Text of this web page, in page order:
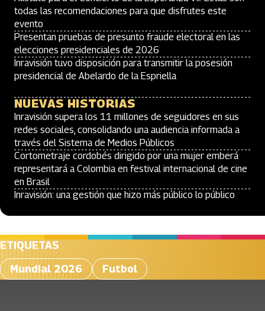
todas las recomendaciones para que disfrutes este
evento
Presentan pruebas de presunto fraude electoral en las
elecciones presidenciales de 2026
Inravisión tuvo disposición para transmitir la posesión
presidencial de Abelardo de la Espriella
NUEVAS HISTORIAS
Inravisión supera los 11 millones de seguidores en sus
redes sociales, consolidando una audiencia informada a
través del Sistema de Medios Públicos
Cortometraje cordobés dirigido por una mujer emberá
representará a Colombia en festival internacional de cine
en Brasil
Inravisión: una gestión que hizo más público lo público
ETIQUETAS
Mundial 2026
Futbol